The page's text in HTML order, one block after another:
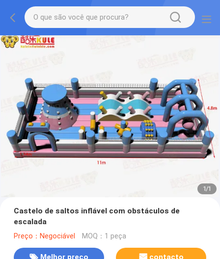
1/1
Castelo de saltos inflável com obstáculos de
escalada
Preço：Negociável MOQ：1 peça
Melhor preço contacto